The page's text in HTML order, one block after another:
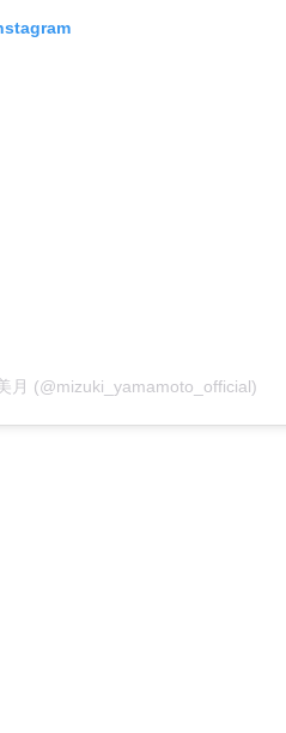
月 (@mizuki_yamamoto_official)